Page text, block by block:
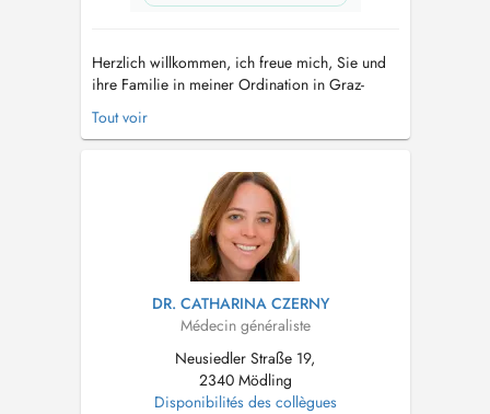
Herzlich willkommen, ich freue mich, Sie und
ihre Familie in meiner Ordination in Graz-
Liebenau als Hausärztin begleiten zu dürfen.
Neben klassisch-schulmedizinischen
ganzheitlich-medizinische Aspekte in Ihre
Behandlung einzubinden. Ebenso wichtig wie
Tout voir
DR. CATHARINA CZERNY
Médecin généraliste
Neusiedler Straße 19,
2340 Mödling
Disponibilités des collègues